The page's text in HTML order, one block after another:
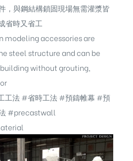
，與鋼結構鎖固現場無需灌漿皆
省時又省工
modeling accessories are
steel structure and can be
without grouting,
工法#省時工法#預鑄帷幕 #預
#precastwall